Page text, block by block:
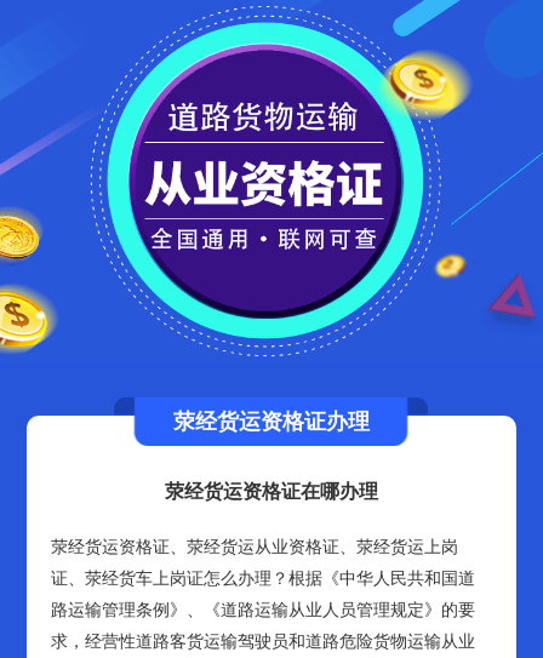
荥经货运资格证办理
荥经货运资格证在哪办理
荥经货运资格证、荥经货运从业资格证、荥经货运上岗
证、荥经货车上岗证怎么办理？根据《中华人民共和国道
路运输管理条例》、《道路运输从业人员管理规定》的要
求，经营性道路客货运输驾驶员和道路危险货物运输从业